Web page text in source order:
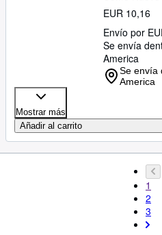
EUR 10,16
Envío por
Se envía
America
Se envía
America
Mostrar más
Añadir al carrito
1
2
3